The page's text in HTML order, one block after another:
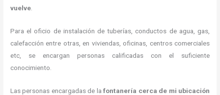
vuelve
Para el oficio de instalación de tuberías, conductos de agua, gas,
calefacción entre otras, en viviendas, oficinas, centros comerciales
etc, se encargan personas calificadas con el suficiente
conocimiento.
Las personas encargadas de la fontanería cerca de mi ubicación